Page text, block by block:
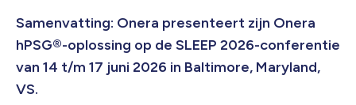
patiënten het meest comfortabel slapen, namelijk bij hen thuis,
terwijl de volledige workflow in Somnoware wordt b...
Samenvatting: Onera presenteert zijn Onera
hPSG®-oplossing op de SLEEP 2026-conferentie
van 14 t/m 17 juni 2026 in Baltimore, Maryland,
VS.